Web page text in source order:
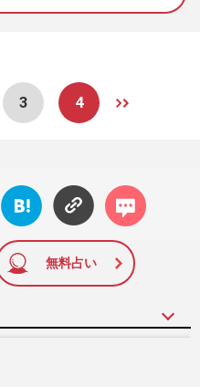
3 4
はてな
ブック
に追加
コメン
ト
無料占い
高市早苗首相は「公約にこ
民民主・古川元久代表代行